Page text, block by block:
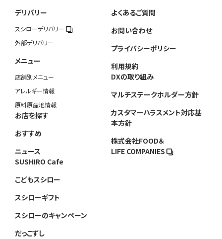
デリバリー
スシローデリバリー
外部デリバリー
メニュー
店舗別メニュー
アレルギー情報
原料原産地情報
お店を探す
おすすめ
ニュース
SUSHIRO Cafe
こどもスシロー
スシローギフト
スシローのキャンペーン
だっこずし
よくあるご質問
お問い合わせ
プライバシーポリシー
利用規約
DXの取り組み
マルチステークホルダー方針
カスタマーハラスメント対応基
本方針
株式会社FOOD＆
LIFE COMPANIES